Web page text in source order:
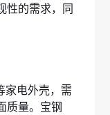
性的需求，同
家电外壳，需
质量。宝钢